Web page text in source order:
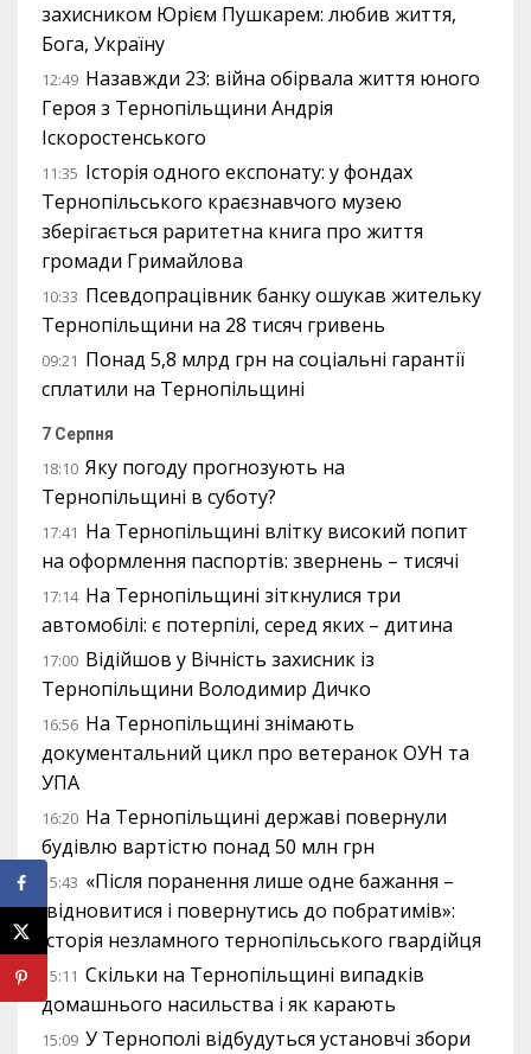
захисником Юрієм Пушкарем: любив життя,
Бога, Україну
12:49 Назавжди 23: війна обірвала життя юного
Героя з Тернопільщини Андрія
Іскоростенського
11:35 Історія одного експонату: у фондах
Тернопільського краєзнавчого музею
зберігається раритетна книга про життя
громади Гримайлова
10:33 Псевдопрацівник банку ошукав жительку
Тернопільщини на 28 тисяч гривень
09:21 Понад 5,8 млрд грн на соціальні гарантії
сплатили на Тернопільщині
7 Серпня
18:10 Яку погоду прогнозують на
Тернопільщині в суботу?
17:41 На Тернопільщині влітку високий попит
на оформлення паспортів: звернень – тисячі
17:14 На Тернопільщині зіткнулися три
автомобілі: є потерпілі, серед яких – дитина
17:00 Відійшов у Вічність захисник із
Тернопільщини Володимир Дичко
16:56 На Тернопільщині знімають
документальний цикл про ветеранок ОУН та
УПА
16:20 На Тернопільщині державі повернули
будівлю вартістю понад 50 млн грн
15:43 «Після поранення лише одне бажання –
відновитися і повернутись до побратимів»:
історія незламного тернопільського гвардійця
15:11 Скільки на Тернопільщині випадків
домашнього насильства і як карають
15:09 У Тернополі відбудуться установчі збори